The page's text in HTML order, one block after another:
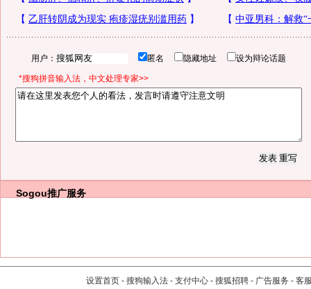
用户： 匿名 隐藏地址 设为辩论话题
*搜狗拼音输入法，中文处理专家>>
Sogou推广服务
设置首页 - 搜狗输入法 - 支付中心 - 搜狐招聘 - 广告服务 - 客